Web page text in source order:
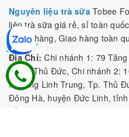
Nguyên liệu trà sữa Tobee
liệu trà sữa giá rẻ, sỉ toàn
khách hàng, Giao hàng toàn
Địa Chỉ: Chi nhánh 1: 79
9, TP. Thủ Đức, Chi nhánh 2:
Phường Linh Trung, Tp. Thủ
Đông Hà, huyện Đức Linh,
số 1 - Chợ Túy Loan - Đường